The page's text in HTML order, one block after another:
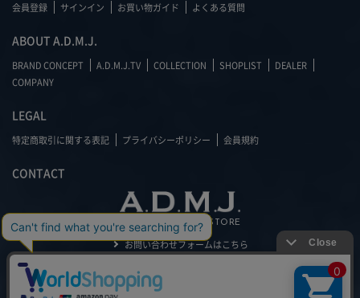
会員登録 サインイン お買い物ガイド よくある質問
ABOUT A.D.M.J.
BRAND CONCEPT A.D.M.J.TV COLLECTION SHOPLIST
DEALER
COMPANY
LEGAL
特定商取引に関する表記 プライバシーポリシー 会員規約
CONTACT
OFFICIAL ONLINE STORE
お問い合わせフォームはこちら
03-3475-4046
SHIPPING INFO